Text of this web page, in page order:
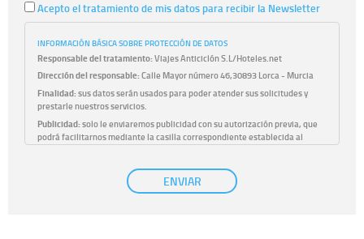
Acepto el tratamiento de mis datos para recibir la Newsletter
INFORMACIÓN BÁSICA SOBRE PROTECCIÓN DE DATOS
Responsable del tratamiento:Viajes Anticiclón S.L/Hoteles.net
Dirección del responsable:Calle Mayor número 46,30893 Lorca - Murcia
Finalidad:sus datos serán usados para poder atender sus solicitudes y
prestarle nuestros servicios.
Publicidad:solo le enviaremos publicidad con su autorización previa, que
podrá facilitarnos mediante la casilla correspondiente establecida al
efecto.
únicamente trataremos sus datos con su consentimiento
previo, que podrá facilitarnos mediante la casilla correspondiente
ENVIAR